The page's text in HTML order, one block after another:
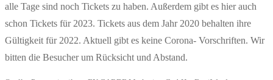
alle Tage sind noch Tickets zu haben. Außerdem gibt es hier auch
schon Tickets für 2023. Tickets aus dem Jahr 2020 behalten ihre
Gültigkeit für 2022. Aktuell gibt es keine Corona- Vorschriften. Wir
bitten die Besucher um Rücksicht und Abstand.